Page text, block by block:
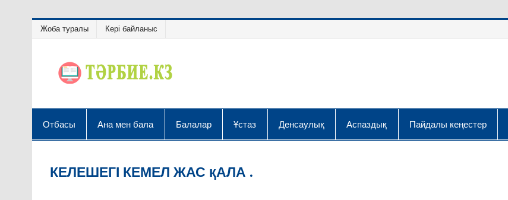
Жоба туралы Кері байланыс
Отбасы Ана мен бала Балалар Ұстаз Денсаулық Аспаздық Пайдалы кеңестер
КЕЛЕШЕГІ КЕМЕЛ ЖАС қАЛА .